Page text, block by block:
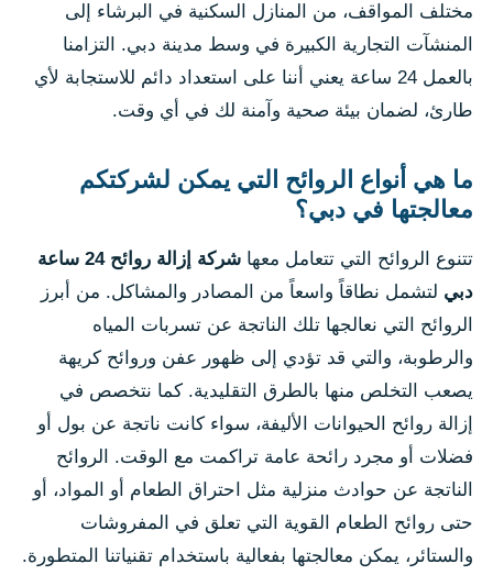
مختلف المواقف، من المنازل السكنية في البرشاء إلى
المنشآت التجارية الكبيرة في وسط مدينة دبي. التزامنا
بالعمل 24 ساعة يعني أننا على استعداد دائم للاستجابة لأي
طارئ، لضمان بيئة صحية وآمنة لك في أي وقت.
ما هي أنواع الروائح التي يمكن لشركتكم
معالجتها في دبي؟
تتنوع الروائح التي تتعامل معها
شركة إزالة روائح 24 ساعة
دبي لتشمل نطاقاً واسعاً من المصادر والمشاكل. من أبرز
الروائح التي نعالجها تلك الناتجة عن تسربات المياه
والرطوبة، والتي قد تؤدي إلى ظهور عفن وروائح كريهة
يصعب التخلص منها بالطرق التقليدية. كما نتخصص في
إزالة روائح الحيوانات الأليفة، سواء كانت ناتجة عن بول أو
فضلات أو مجرد رائحة عامة تراكمت مع الوقت. الروائح
الناتجة عن حوادث منزلية مثل احتراق الطعام أو المواد، أو
حتى روائح الطعام القوية التي تعلق في المفروشات
والستائر، يمكن معالجتها بفعالية باستخدام تقنياتنا المتطورة.